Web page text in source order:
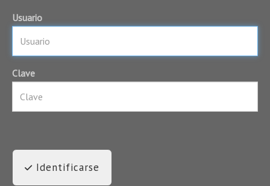
Usuario
Clave
Identificarse